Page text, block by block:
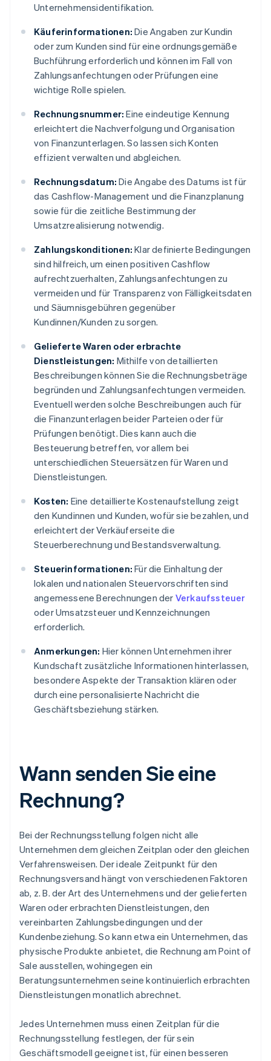
Unternehmensidentifikation.
Käuferinformationen: Die Angaben zur Kundin
oder zum Kunden sind für eine ordnungsgemäße
Buchführung erforderlich und können im Fall von
Zahlungsanfechtungen oder Prüfungen eine
wichtige Rolle spielen.
Rechnungsnummer: Eine eindeutige Kennung
erleichtert die Nachverfolgung und Organisation
von Finanzunterlagen. So lassen sich Konten
effizient verwalten und abgleichen.
Rechnungsdatum: Die Angabe des Datums ist für
das Cashflow-Management und die Finanzplanung
sowie für die zeitliche Bestimmung der
Umsatzrealisierung notwendig.
Zahlungskonditionen: Klar definierte Bedingungen
sind hilfreich, um einen positiven Cashflow
aufrechtzuerhalten, Zahlungsanfechtungen zu
vermeiden und für Transparenz von Fälligkeitsdaten
und Säumnisgebühren gegenüber
Kundinnen/Kunden zu sorgen.
Gelieferte Waren oder erbrachte
Dienstleistungen: Mithilfe von detaillierten
Beschreibungen können Sie die Rechnungsbeträge
begründen und Zahlungsanfechtungen vermeiden.
Eventuell werden solche Beschreibungen auch für
die Finanzunterlagen beider Parteien oder für
Prüfungen benötigt. Dies kann auch die
Besteuerung betreffen, vor allem bei
unterschiedlichen Steuersätzen für Waren und
Dienstleistungen.
Kosten: Eine detaillierte Kostenaufstellung zeigt
den Kundinnen und Kunden, wofür sie bezahlen, und
erleichtert der Verkäuferseite die
Steuerberechnung und Bestandsverwaltung.
Steuerinformationen: Für die Einhaltung der
lokalen und nationalen Steuervorschriften sind
angemessene Berechnungen der Verkaufssteuer
oder Umsatzsteuer und Kennzeichnungen
erforderlich.
Anmerkungen: Hier können Unternehmen ihrer
Kundschaft zusätzliche Informationen hinterlassen,
besondere Aspekte der Transaktion klären oder
durch eine personalisierte Nachricht die
Geschäftsbeziehung stärken.
Wann senden Sie eine
Rechnung?
Bei der Rechnungsstellung folgen nicht alle
Unternehmen dem gleichen Zeitplan oder den gleichen
Verfahrensweisen. Der ideale Zeitpunkt für den
Rechnungsversand hängt von verschiedenen Faktoren
ab, z. B. der Art des Unternehmens und der gelieferten
Waren oder erbrachten Dienstleistungen, den
vereinbarten Zahlungsbedingungen und der
Kundenbeziehung. So kann etwa ein Unternehmen, das
physische Produkte anbietet, die Rechnung am Point of
Sale ausstellen, wohingegen ein
Beratungsunternehmen seine kontinuierlich erbrachten
Dienstleistungen monatlich abrechnet.
Jedes Unternehmen muss einen Zeitplan für die
Rechnungsstellung festlegen, der für sein
Geschäftsmodell geeignet ist, für einen besseren